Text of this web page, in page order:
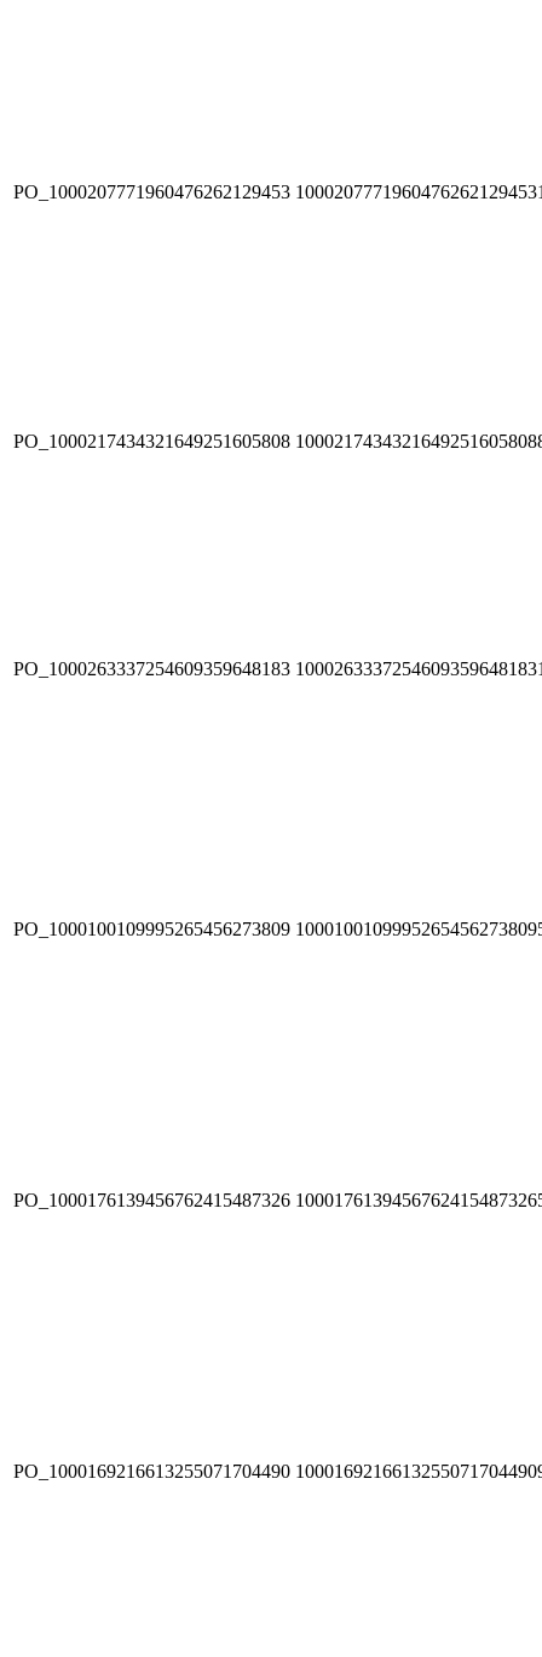
PO_1000207771960476262129453
PO_1000217434321649251605808
PO_1000263337254609359648183
PO_1000100109995265456273809
PO_1000176139456762415487326
PO_1000169216613255071704490